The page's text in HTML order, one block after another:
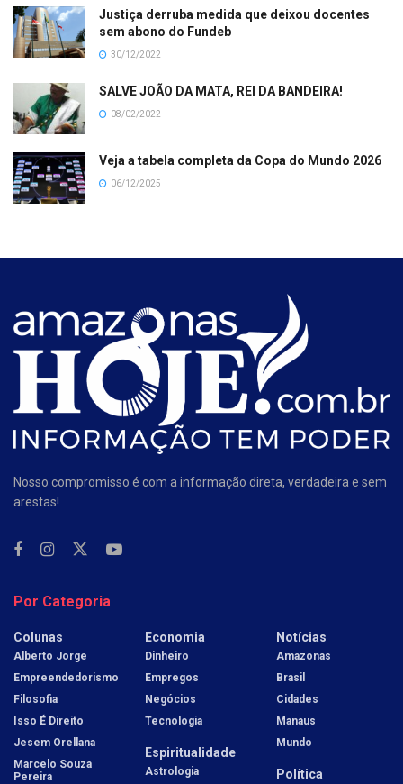
Justiça derruba medida que deixou docentes
sem abono do Fundeb
30/12/2022
SALVE JOÃO DA MATA, REI DA BANDEIRA!
08/02/2022
Veja a tabela completa da Copa do Mundo 2026
06/12/2025
Nosso compromisso é com a informação direta, verdadeira e sem
arestas!
Por Categoria
Colunas
Alberto Jorge
Empreendedorismo
Filosofia
Isso É Direito
Jesem Orellana
Marcelo Souza
Pereira
Economia
Dinheiro
Empregos
Negócios
Tecnologia
Espiritualidade
Astrologia
Notícias
Amazonas
Brasil
Cidades
Manaus
Mundo
Política